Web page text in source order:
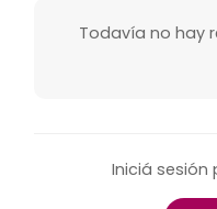
Todavía no hay
Iniciá sesión